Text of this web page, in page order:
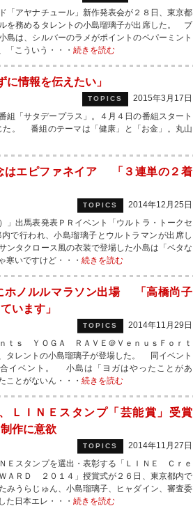
「アヤナチュール」新作発表会が２８日、東京都
を務めるタレントの小島瑠璃子が出席した。 ブ
島は、シルバーのラメがポイントのペパーミント
「こういう・・・ 続きを読む
情報を伝えたい」
TOPICS
2015年3月17日
「サタデープラス」。４月４日の番組スタート
た。 番組のテーマは「健康」と「お金」。丸山
はエピファネイア 「３連単の２着
TOPICS
2014年12月25日
」出馬表発表ＰＲイベント「ウルトラ・トークセ
で行われ、小島瑠璃子とウルトラマンが出席し
タクロース風の衣装で登場した小島は「ベタな
寒いですけど・・・ 続きを読む
ホノルルマラソン出場 「高橋尚子
います」
TOPICS
2014年11月29日
ｔｓ ＹＯＧＡ ＲＡＶＥ＠ＶｅｎｕｓＦｏｒｔ
タレントの小島瑠璃子が登場した。 同イベント
イベント。 小島は「ヨガはやったことがあ
ことがないん・・・ 続きを読む
ＬＩＮＥスタンプ「芸能賞」受賞
作に意欲
TOPICS
2014年11月27日
Ｅスタンプを選出・表彰する「ＬＩＮＥ Ｃｒｅ
ＲＤ ２０１４」授賞式が２６日、東京都内で
みうらじゅん、小島瑠璃子、ヒャダイン、審査委
た日本エレ・・・ 続きを読む